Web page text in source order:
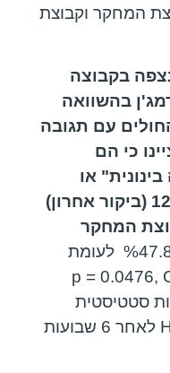
המחקר וקבוצת
בקבוצה
בהשוואה
עם תגובה
כי הם
או
"הרבה יותר טוב") בשבוע 12 (ביקור אחרון)
המחקר
(%47.8 לעומת
36.1%, p =
סטטיסטית
התקבלו גם במדד HAMD-17 לאחר 6 שבועות